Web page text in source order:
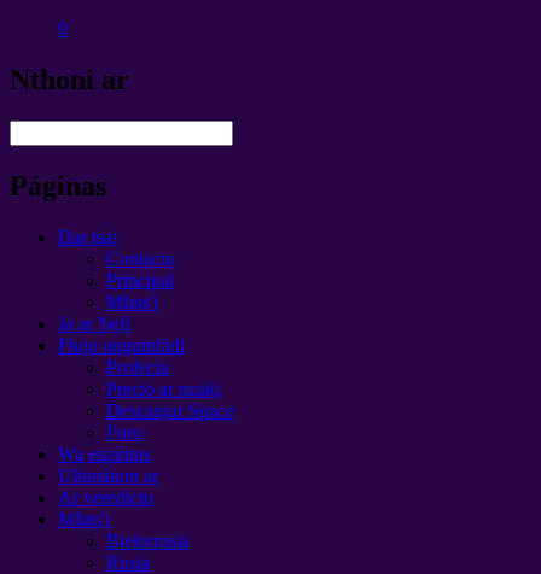
0
Nthoni ar
Páginas
Dar tsa̲!
Contacto
Principal
Mfats'i
Ja ar 'be̲fi
Flujo ungumfädi
Profecía
Precio ar nzaki
Descargar Space
Foro
Wa espíritus
Ultimátum ar
Ar veredicto
Mfats'i
Bielorrusia
Rusia